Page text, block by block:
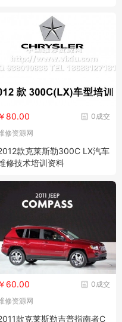
0成交
￥80.00
修资源网
款克莱斯勒300C LX汽车
修技术培训资料
0成交
￥60.00
修资源网
款克莱斯勒吉普指南者C